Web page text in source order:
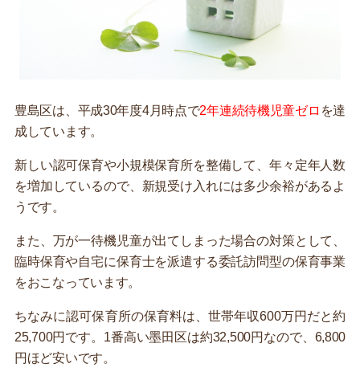
豊島区は、平成30年度4月時点で2年連続待機児童ゼロ を達
成しています。
新しい認可保育や小規模保育所を整備して、年々定年人数
を増加しているので、新規受け入れには多少余裕があるよ
うです。
また、万が一待機児童が出てしまった場合の対策として、
臨時保育や自宅に保育士を派遣する委託訪問型の保育事業
をおこなっています。
ちなみに認可保育所の保育料は、世帯年収600万円だと約
25,700円です。1番高い墨田区は約32,500円なので、6,800
円ほど安いです。